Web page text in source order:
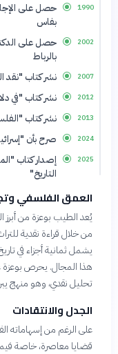
1990
حصل على
بفاس
2002
حصل على
بالرباط
2007 نشر كتاب "نقد
2012 نشر كتاب "في
2013 نشر كتاب
2024 صرح بأن
2025
إصدار كتاب
التاريخ"
العمق الفلسفي
يُعد الطيب بوعزة من أبرز
من خلال قراءة نقدية
يشمل ثمانية أجزاء في
هذا المجال. يحرص
تحليل نقدي، وهو منهج
الجدل والانتقادات
على الرغم من إسهاماته
قضايا معاصرة، خاصة